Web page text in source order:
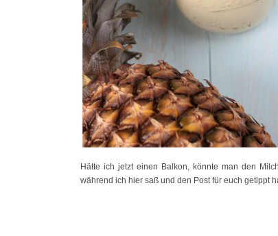
Hätte ich jetzt einen Balkon, könnte man den
während ich hier saß und den Post für euch getippt